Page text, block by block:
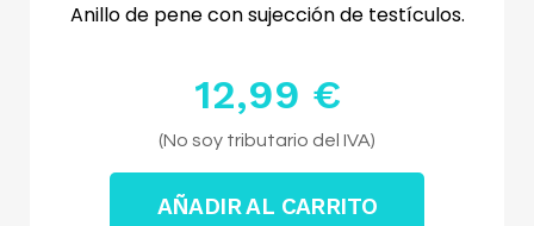
Anillo de pene con sujección de testículos.
12,99 €
Impuestos excluidos
(No soy tributario del IVA)
AÑADIR AL CARRITO